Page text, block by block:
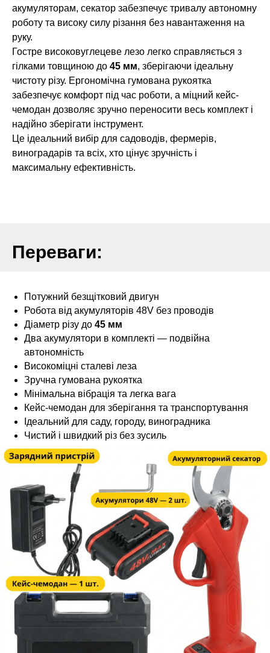
акумуляторам, секатор забезпечує тривалу автономну
роботу та високу силу різання без навантаження на
руку.
Гостре високовуглецеве лезо легко справляється з
гілками товщиною до 45 мм, зберігаючи ідеальну
чистоту різу. Ергономічна гумована рукоятка
забезпечує комфорт під час роботи, а міцний кейс-
чемодан дозволяє зручно переносити весь комплект і
надійно зберігати інструмент.
Це ідеальний вибір для садоводів, фермерів,
виноградарів та всіх, хто цінує зручність і
максимальну ефективність.
Переваги:
Потужний безщітковий двигун
Робота від акумуляторів 48V без проводів
Діаметр різу до 45 мм
Два акумулятори в комплекті — подвійна
автономність
Високоміцні сталеві леза
Зручна гумована рукоятка
Мінімальна вібрація та легка вага
Кейс-чемодан для зберігання та транспортування
Ідеальний для саду, городу, виноградника
Чистий і швидкий різ без зусиль